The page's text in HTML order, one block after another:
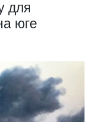
для
юге